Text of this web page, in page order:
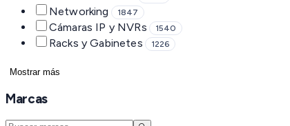
Networking 1847
Cámaras IP y NVRs 1540
Racks y Gabinetes 1226
Mostrar más
Marcas